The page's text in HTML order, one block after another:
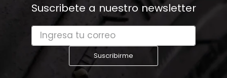
Suscribete a nuestro newsletter
Suscribirme